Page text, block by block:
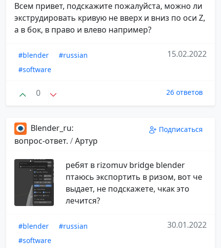
Всем привет, подскажите пожалуйста, можно ли
экструдировать кривую не вверх и вниз по оси Z,
а в бок, в право и влево например?
#blender
#russian
#software
15.02.2022
0 26 ответов
Blender_ru:
вопрос-ответ. /Артур
Подписаться
ребят в rizomuv bridge blender
птаюсь экспортить в ризом, вот че
выдает, не подскажете, чкак это
лечится?
#blender
#russian
#software
30.01.2022